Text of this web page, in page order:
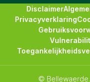
Disclaimer
Privacyverklaring
©